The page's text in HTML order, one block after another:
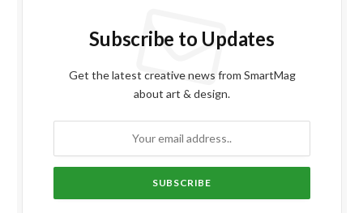
Subscribe to Updates
Get the latest creative news from SmartMag
about art & design.